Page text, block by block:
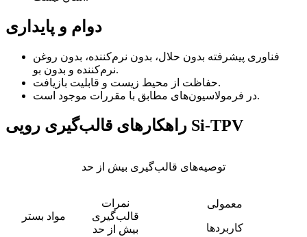
دوام و پایداری
فناوری پیشرفته بدون حلال، بدون نرم‌کننده، بدون روغن
نرم‌کننده و بدون بو.
حفاظت از محیط زیست و قابلیت بازیافت.
در فرمولاسیون‌های مطابق با مقررات موجود است.
راهکارهای قالب‌گیری رویی Si-TPV
توصیه‌های قالب‌گیری بیش از حد
مواد بستر
نمرات
قالب‌گیری
بیش از حد
معمولی
کاربردها